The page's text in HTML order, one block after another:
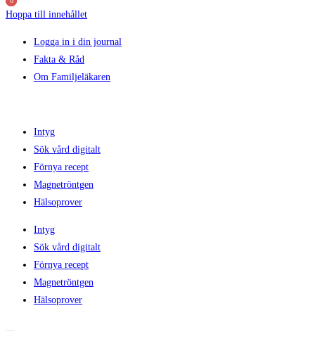
Hoppa till innehållet
Logga in i din journal
Fakta & Råd
Om Familjeläkaren
Intyg
Sök vård digitalt
Förnya recept
Magnetröntgen
Hälsoprover
Intyg
Sök vård digitalt
Förnya recept
Magnetröntgen
Hälsoprover